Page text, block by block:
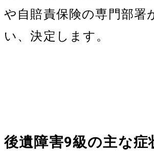
や自賠責保険の専門部署
い、決定します。
後遺障害9級の主な症